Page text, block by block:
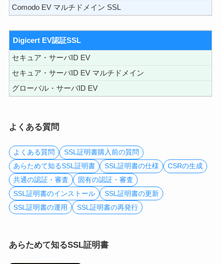
Comodo EV マルチドメイン SSL
Digicert EV認証SSL
セキュア・サーバID EV
セキュア・サーバID EV マルチドメイン
グローバル・サーバID EV
よくある質問
よくある質問
SSL証明書購入前の質問
あらためて知るSSL証明書
SSL証明書の仕様
CSRの生成
共通の認証・審査
固有の認証・審査
SSL証明書のインストール
SSL証明書の更新
SSL証明書の運用
SSL証明書の再発行
あらためて知るSSL証明書